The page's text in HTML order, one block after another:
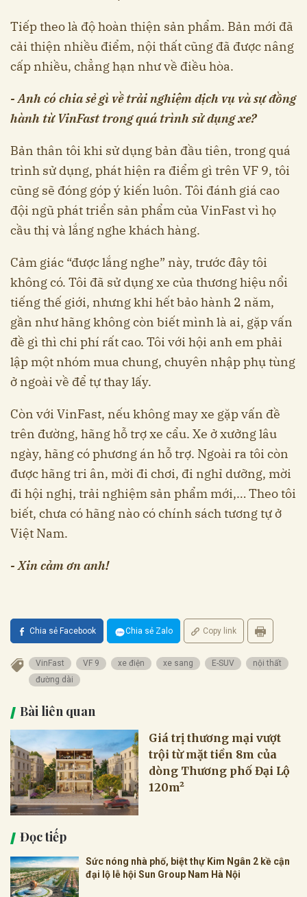
Tiếp theo là độ hoàn thiện sản phẩm. Bản mới đã
cải thiện nhiều điểm, nội thất cũng đã được nâng
cấp nhiều, chẳng hạn như về điều hòa.
- Anh có chia sẻ gì về trải nghiệm dịch vụ và sự đồng
hành từ VinFast trong quá trình sử dụng xe?
Bản thân tôi khi sử dụng bản đầu tiên, trong quá
trình sử dụng, phát hiện ra điểm gì trên VF 9, tôi
cũng sẽ đóng góp ý kiến luôn. Tôi đánh giá cao
đội ngũ phát triển sản phẩm của VinFast vì họ
cầu thị và lắng nghe khách hàng.
Cảm giác “được lắng nghe” này, trước đây tôi
không có. Tôi đã sử dụng xe của thương hiệu nổi
tiếng thế giới, nhưng khi hết bảo hành 2 năm,
gần như hãng không còn biết mình là ai, gặp vấn
đề gì thì chi phí rất cao. Tôi với hội anh em phải
lập một nhóm mua chung, chuyên nhập phụ tùng
ở ngoài về để tự thay lấy.
Còn với VinFast, nếu không may xe gặp vấn đề
trên đường, hãng hỗ trợ xe cẩu. Xe ở xưởng lâu
ngày, hãng có phương án hỗ trợ. Ngoài ra tôi còn
được hãng tri ân, mời đi chơi, đi nghỉ dưỡng, mời
đi hội nghị, trải nghiệm sản phẩm mới,… Theo tôi
biết, chưa có hãng nào có chính sách tương tự ở
Việt Nam.
- Xin cảm ơn anh!
Chia sẻ Facebook Chia sẻ Zalo Copy link
VinFast VF 9 xe điện xe sang E-SUV
nội thất
đường dài
Bài liên quan
Giá trị thương mại vượt
trội từ mặt tiền 8m của
dòng Thương phố Đại Lộ
120m²
Đọc tiếp
Sức nóng nhà phố, biệt thự Kim Ngân 2 kề cận
đại lộ lễ hội Sun Group Nam Hà Nội